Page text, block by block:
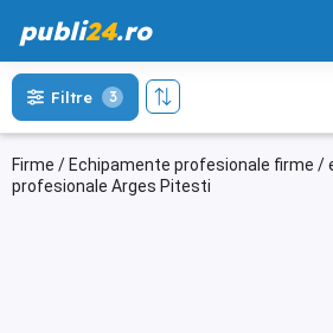
publi24.ro
Firme / Echipamente profesionale firme /
profesionale Arges Pitesti
Filtre 3